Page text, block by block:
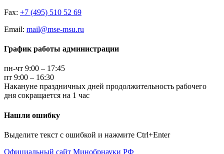
Fax: +7 (495) 510 52 69
Email: mail@mse-msu.ru
График работы администрации
пн-чт 9:00 – 17:45
пт 9:00 – 16:30
Накануне праздничных дней продолжительность рабочего
дня сокращается на 1 час
Нашли ошибку
Выделите текст с ошибкой и нажмите Ctrl+Enter
Официальный сайт Минобрнауки РФ